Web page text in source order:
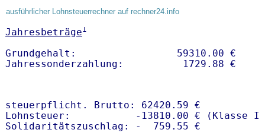
ausführlicher Lohnsteuerrechner auf rechner24.info
Jahresbeträge1
Grundgehalt:                 59310.00 €
steuerpflicht. Brutto: 62420.59 €
Lohnsteuer:           -13810.00 € (Klasse I)
Solidaritätszuschlag: -  759.55 €